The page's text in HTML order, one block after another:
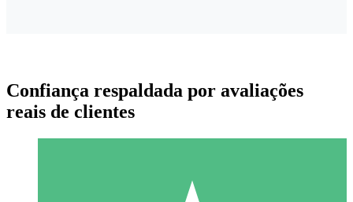
Confiança respaldada por avaliações
reais de clientes